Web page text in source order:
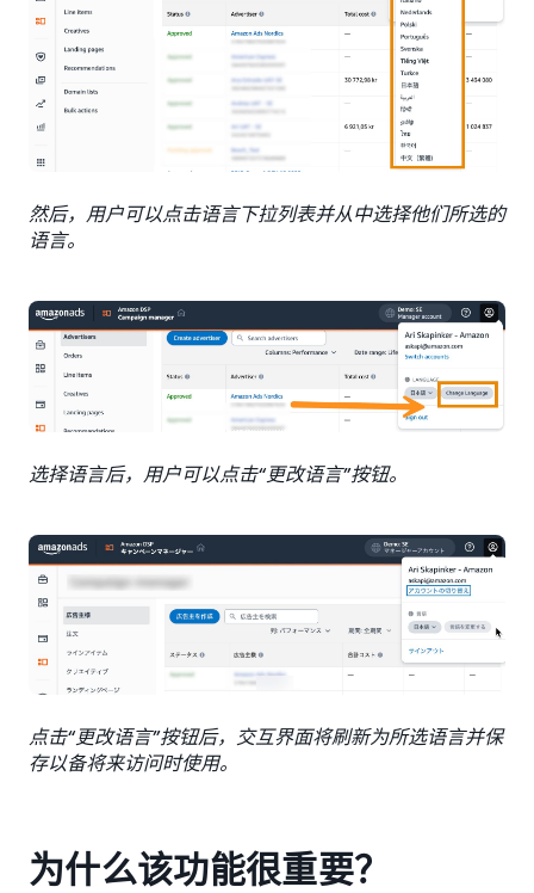
然后，用户可以点击语言下拉列表并从中选择他们所选的
语言。
选择语言后，用户可以点击“更改语言”按钮。
点击“更改语言”按钮后，交互界面将刷新为所选语言并保
存以备将来访问时使用。
为什么该功能很重要？